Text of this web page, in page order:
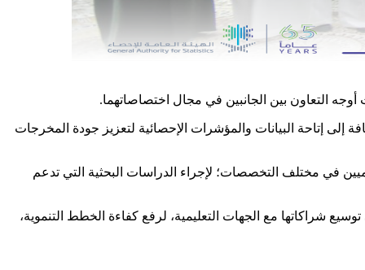
التعاون بين الجانبين في مجال اختصاصاتهما.
إلى إتاحة البيانات والمؤشرات الإحصائية لتعزيز جودة المخرجات
في مختلف التخصصات؛ لإجراء الدراسات البحثية التي تدعم
شراكاتها مع الجهات التعليمية، لرفع كفاءة الخطط التنموية،